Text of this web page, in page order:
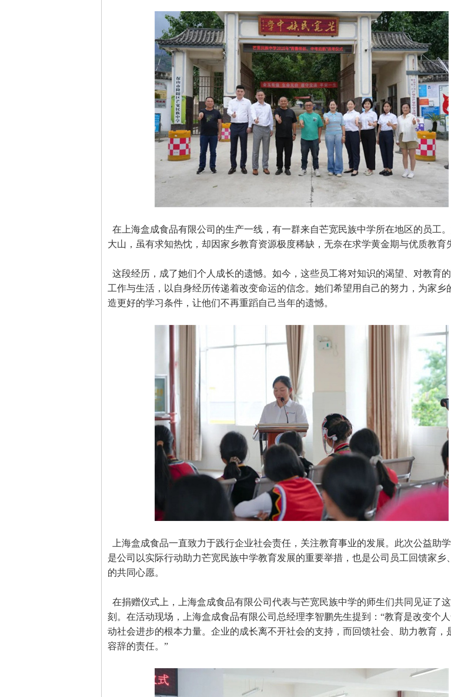
在上海盒成食品有限公司的生产一线，有一群来自芒宽民族中学所在地区的员工
大山，虽有求知热忱，却因家乡教育资源极度稀缺，无奈在求学黄金期与优质教育
这段经历，成了她们个人成长的遗憾。如今，这些员工将对知识的渴望、对教育
工作与生活，以自身经历传递着改变命运的信念。她们希望用自己的努力，为家乡
造更好的学习条件，让他们不再重蹈自己当年的遗憾。
上海盒成食品一直致力于践行企业社会责任，关注教育事业的发展。此次公益助
是公司以实际行动助力芒宽民族中学教育发展的重要举措，也是公司员工回馈家乡
的共同心愿。
在捐赠仪式上，上海盒成食品有限公司代表与芒宽民族中学的师生们共同见证了
刻。在活动现场，上海盒成食品有限公司总经理李智鹏先生提到：“教育是改变个
动社会进步的根本力量。企业的成长离不开社会的支持，而回馈社会、助力教育，
容辞的责任。”